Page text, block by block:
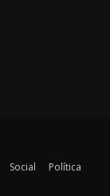
Social
Política